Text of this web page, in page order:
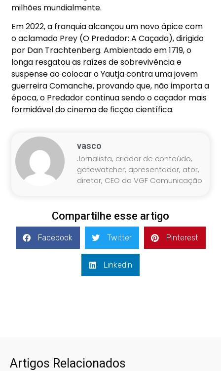
milhões mundialmente.
Em 2022, a franquia alcançou um novo ápice com
o aclamado Prey (O Predador: A Caçada), dirigido
por Dan Trachtenberg. Ambientado em 1719, o
longa resgatou as raízes de sobrevivência e
suspense ao colocar o Yautja contra uma jovem
guerreira Comanche, provando que, não importa a
época, o Predador continua sendo o caçador mais
formidável do cinema de ficção científica.
vasco
Jornalista, criador de conteúdo,
gatewatcher, apresentador, ator,
diretor, CEO da VGF Comunicação
Compartilhe esse artigo
Facebook Twitter Pinterest
LinkedIn
Artigos Relacionados